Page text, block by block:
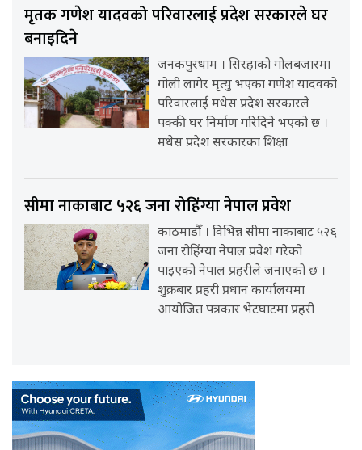
मृतक गणेश यादवको परिवारलाई प्रदेश सरकारले घर
बनाइदिने
जनकपुरधाम । सिरहाको गोलबजारमा
गोली लागेर मृत्यु भएका गणेश यादवको
परिवारलाई मधेस प्रदेश सरकारले
पक्की घर निर्माण गरिदिने भएको छ ।
मधेस प्रदेश सरकारका शिक्षा
सीमा नाकाबाट ५२६ जना रोहिंग्या नेपाल प्रवेश
काठमाडौँ । विभिन्न सीमा नाकाबाट ५२६
जना रोहिंग्या नेपाल प्रवेश गरेको
पाइएको नेपाल प्रहरीले जनाएको छ ।
शुक्रबार प्रहरी प्रधान कार्यालयमा
आयोजित पत्रकार भेटघाटमा प्रहरी